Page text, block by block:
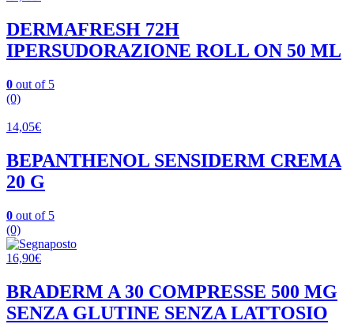
DERMAFRESH 72H
IPERSUDORAZIONE ROLL ON 50 ML
0 out of 5
(0)
14,05€
BEPANTHENOL SENSIDERM CREMA
20 G
0 out of 5
(0)
16,90€
BRADERM A 30 COMPRESSE 500 MG
SENZA GLUTINE SENZA LATTOSIO